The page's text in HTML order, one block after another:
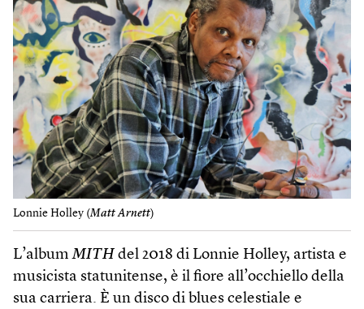
Lonnie Holley (Matt Arnett)
L’albumMITH del 2018 di Lonnie Holley, artista e
musicista statunitense, è il fiore all’occhiello della
sua carriera. È un disco di blues celestiale e